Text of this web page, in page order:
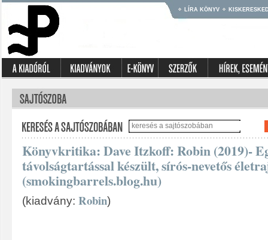
LÍRA KÖNYV
Könyvkritika: Dave Itzkoff: Robin (2019)-
távolságtartással készült, sírós-nevetős
(smokingbarrels.blog.hu)
(kiadvány: Robin)